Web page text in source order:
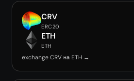
CRV
ERC20
ETH
ETH
exchange CRV на ETH →